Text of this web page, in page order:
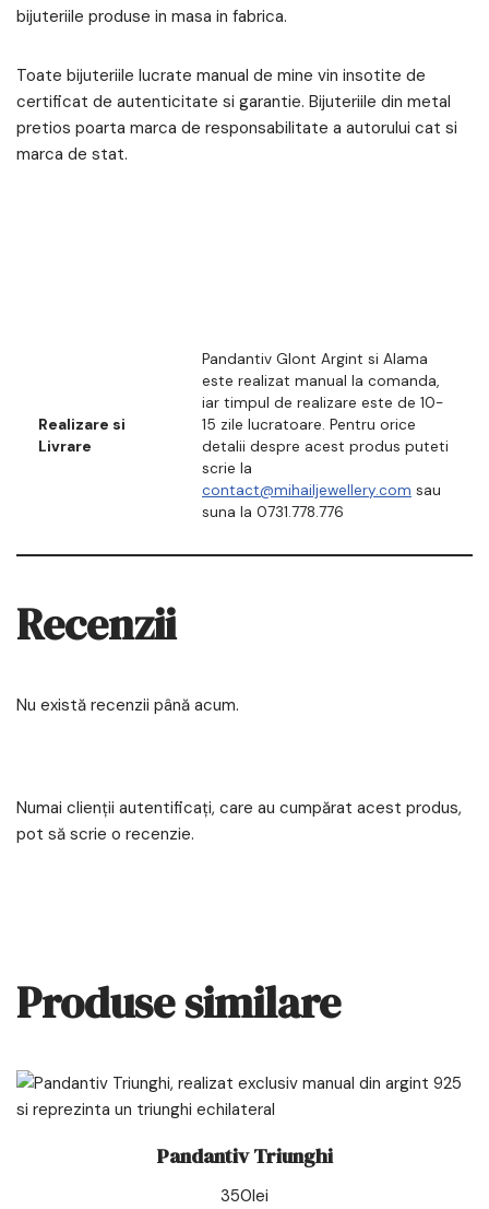
bijuteriile produse in masa in fabrica.
Toate bijuteriile lucrate manual de mine vin insotite de
certificat de autenticitate si garantie. Bijuteriile din metal
pretios poarta marca de responsabilitate a autorului cat si
marca de stat.
Realizare si
Livrare
Pandantiv Glont Argint si Alama
este realizat manual la comanda,
iar timpul de realizare este de 10-
15 zile lucratoare. Pentru orice
detalii despre acest produs puteti
scrie la
contact@mihailjewellery.com sau
suna la 0731.778.776
Recenzii
Nu există recenzii până acum.
Numai clienții autentificați, care au cumpărat acest produs,
pot să scrie o recenzie.
Produse similare
Pandantiv Triunghi
350lei